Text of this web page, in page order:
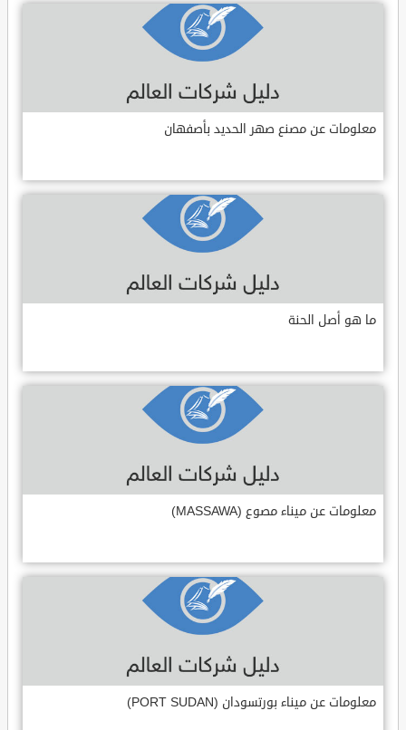
معلومات عن مصنع صهر الحديد بأصفهان
ما هو أصل الحنة
معلومات عن ميناء مصوع (MASSAWA)
معلومات عن ميناء بورتسودان (PORT SUDAN)